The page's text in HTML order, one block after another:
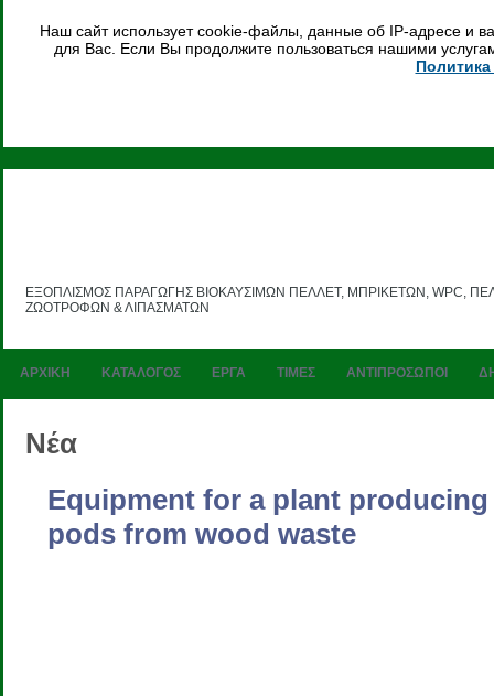
Наш сайт использует cookie-файлы, данные об IP-адресе и
для Вас. Если Вы продолжите пользоваться нашими
ΕΞΟΠΛΙΣΜΟΣ ΠΑΡΑΓΩΓΗΣ ΒΙΟΚΑΥΣΙΜΩΝ ΠΕΛΛΕΤ, ΜΠΡΙΚΕΤΩΝ, WPC,
ΖΩΟΤΡΟΦΩΝ & ΛΙΠΑΣΜΑΤΩΝ
ΑΡΧΙΚΗ ΚΑΤΑΛΟΓΟΣ ΕΡΓΑ ΤΙΜΕΣ ΑΝΤΙΠΡΟΣΩΠΟΙ
Νέα
Equipment for a plant
pods from wood waste